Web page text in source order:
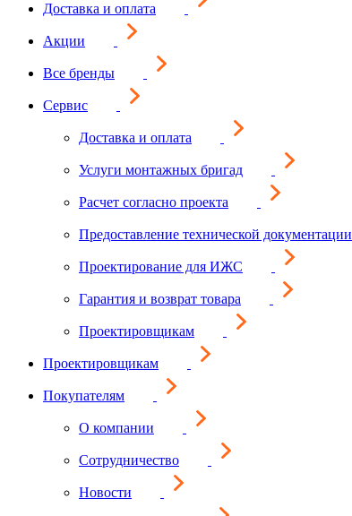
Доставка и оплата
Акции
Все бренды
Сервис
Доставка и оплата
Услуги монтажных бригад
Расчет согласно проекта
Предоставление технической документации
Проектирование для ИЖС
Гарантия и возврат товара
Проектировщикам
Проектировщикам
Покупателям
О компании
Сотрудничество
Новости